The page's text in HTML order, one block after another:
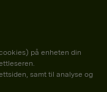
på enheten din
samt til analyse og